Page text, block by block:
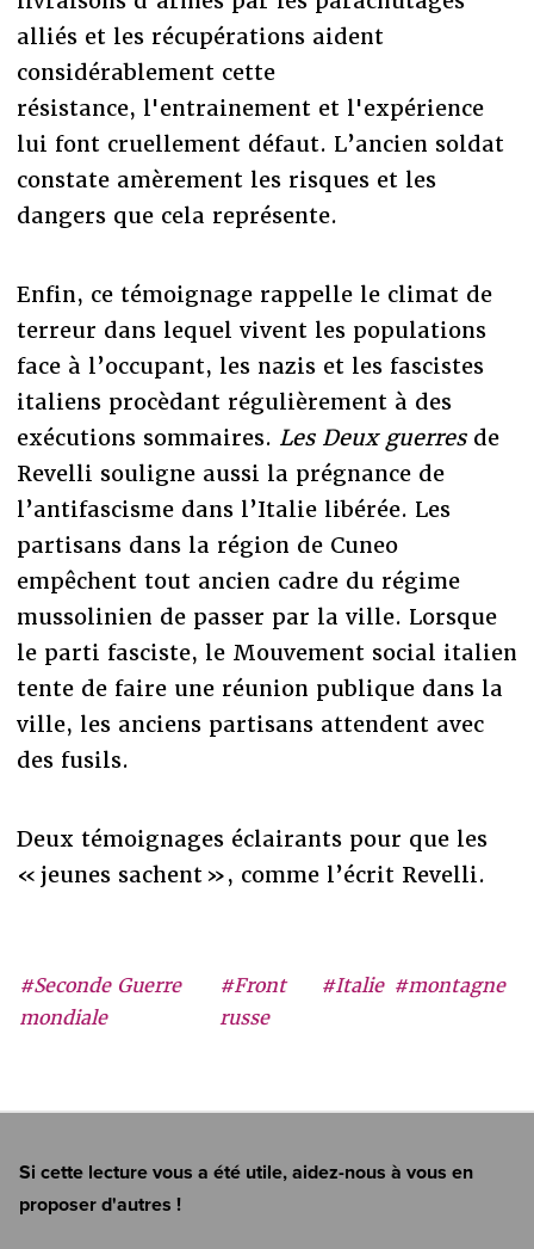
#Seconde Guerre
mondiale
#Front
russe
#Italie #montagne
alliés et les récupérations aident
considérablement cette
résistance, l'entrainement et l'expérience
lui font cruellement défaut. L’ancien soldat
constate amèrement les risques et les
dangers que cela représente.
Enfin, ce témoignage rappelle le climat de
terreur dans lequel vivent les populations
face à l’occupant, les nazis et les fascistes
italiens procèdant régulièrement à des
exécutions sommaires. Les Deux guerresde
Revelli souligne aussi la prégnance de
l’antifascisme dans l’Italie libérée. Les
partisans dans la région de Cuneo
empêchent tout ancien cadre du régime
mussolinien de passer par la ville. Lorsque
le parti fasciste, le Mouvement social italien
tente de faire une réunion publique dans la
ville, les anciens partisans attendent avec
des fusils.
Deux témoignages éclairants pour que les
« jeunes sachent », comme l’écrit Revelli.
Si cette lecture vous a été utile, aidez-nous à vous en
proposer d'autres !